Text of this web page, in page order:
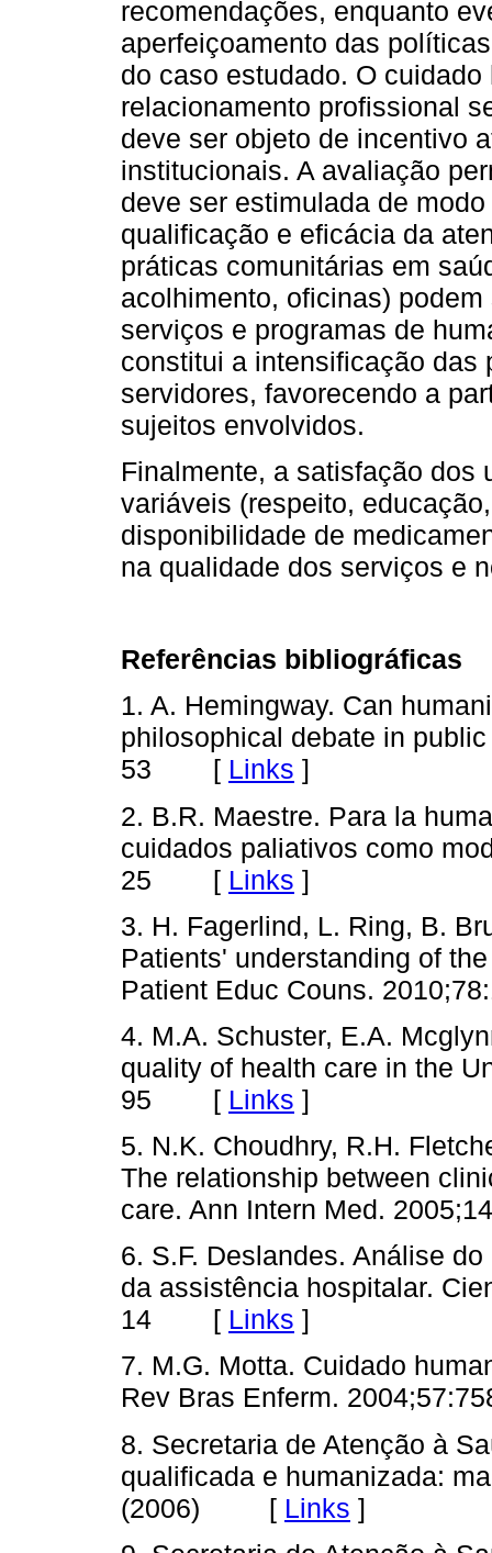
recomendações, enquanto
aperfeiçoamento das
do caso estudado. O
relacionamento profissional
deve ser objeto de incentivo
institucionais. A avaliação
deve ser estimulada de
qualificação e eficácia da
práticas comunitárias em
acolhimento, oficinas)
serviços e programas de
constitui a intensificação
servidores, favorecendo a
sujeitos envolvidos.
Finalmente, a satisfação dos
variáveis (respeito,
disponibilidade de
na qualidade dos serviços e
Referências bibliográficas
1. A. Hemingway. Can
philosophical debate in
53 [ Links ]
2. B.R. Maestre. Para la
cuidados paliativos como
25 [ Links ]
3. H. Fagerlind, L. Ring, B.
Patients' understanding of
Patient Educ Couns.
4. M.A. Schuster, E.A.
quality of health care in the
95 [ Links ]
5. N.K. Choudhry, R.H.
The relationship between
care. Ann Intern Med.
6. S.F. Deslandes. Análise
da assistência hospitalar.
14 [ Links ]
7. M.G. Motta. Cuidado
Rev Bras Enferm.
8. Secretaria de Atenção à
qualificada e humanizada:
(2006) [ Links ]